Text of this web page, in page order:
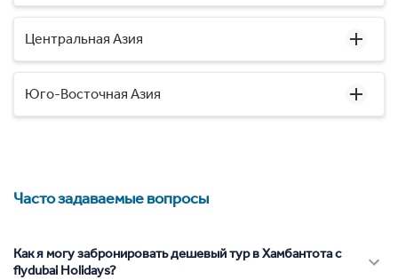
Центральная Азия
Юго-Восточная Азия
Часто задаваемые вопросы
Как я могу забронировать дешевый тур в Хамбантота с
flydubai Holidays?